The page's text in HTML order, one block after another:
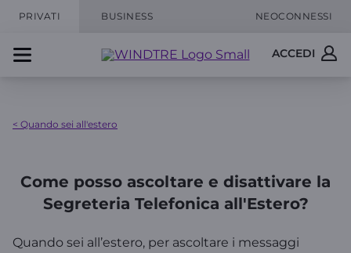
PRIVATI BUSINESS NEOCONNESSI
ACCEDI
< Quando sei all'estero
Come posso ascoltare e disattivare la
Segreteria Telefonica all'Estero?
Quando sei all’estero, per ascoltare i messaggi